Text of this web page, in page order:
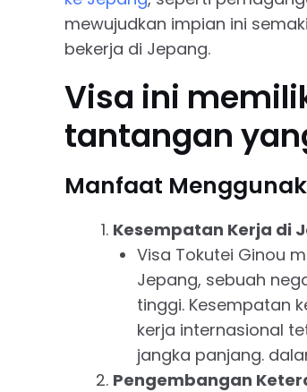
mewujudkan impian ini
bekerja di Jepang.
Visa ini
tantangan
Manfaat
Kesempatan Kerja di
Visa Tokutei Ginou
Jepang, sebuah
tinggi. Kesempatan
kerja internasional
jangka panjang.
Pengembangan